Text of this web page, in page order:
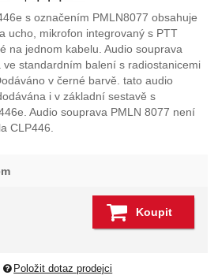
s označením PMLN8077 obsahuje
ucho, mikrofon integrovaný s PTT
na jednom kabelu. Audio souprava
ve standardním balení s radiostanicemi
v černé barvě. tato audio
i v základní sestavě s
Audio souprava PMLN 8077 není
CLP446.
Koupit
Položit dotaz prodejci